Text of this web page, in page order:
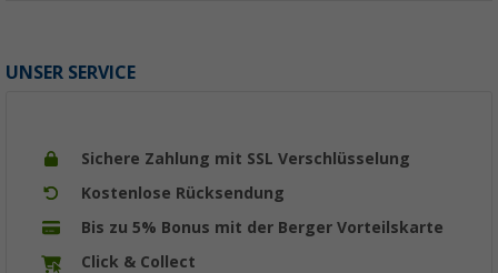
UNSER SERVICE
Sichere Zahlung mit SSL Verschlüsselung
Kostenlose Rücksendung
Bis zu 5% Bonus mit der Berger Vorteilskarte
Click & Collect